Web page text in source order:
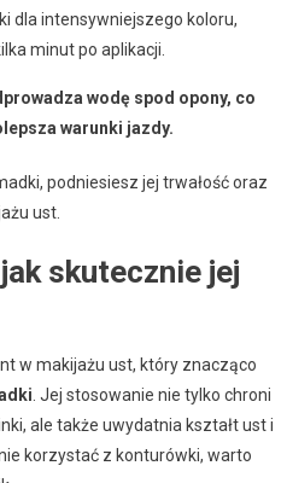
dla intensywniejszego koloru,
minut po aplikacji.
wodę spod opony, co
warunki jazdy.
podniesiesz jej trwałość oraz
ust.
skutecznie jej
w makijażu ust, który znacząco
. Jej stosowanie nie tylko chroni
ale także uwydatnia kształt ust i
korzystać z konturówki, warto